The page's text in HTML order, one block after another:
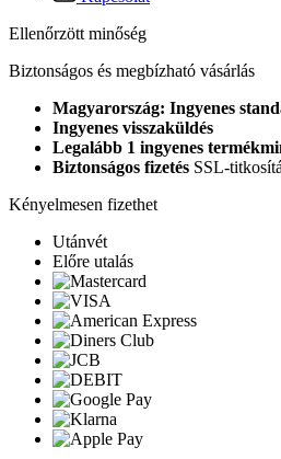
Ellenőrzött minőség
Biztonságos és megbízható vásárlás
Magyarország: Ingyenes
Ingyenes visszaküldés
Legalább 1 ingyenes
Biztonságos fizetés SSL-
Kényelmesen fizethet
Utánvét
Előre utalás